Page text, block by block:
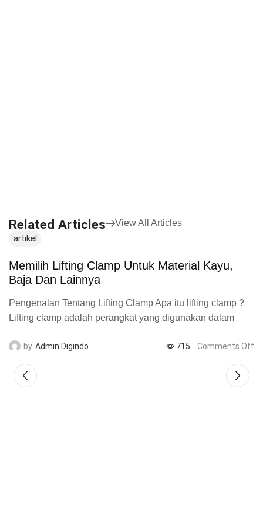
Related Articles View All Articles
artikel
Memilih Lifting Clamp Untuk Material Kayu,
Baja Dan Lainnya
Pengenalan Tentang Lifting Clamp Apa itu lifting clamp ?
Lifting clamp adalah perangkat yang digunakan dalam
utama dari...
by Admin Digindo 715 Comments Off